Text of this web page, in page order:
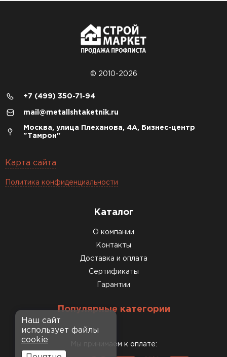
© 2010-2026
+7 (499) 350-71-94
mail@metallshtaketnik.ru
Москва, улица Плеханова, 4А, Бизнес-центр
"Тамрон"
Карта сайта
Политика конфиденциальности
Каталог
О компании
Контакты
Доставка и оплата
Сертификаты
Гарантии
Популярные категории
Мы принимаем к оплате:
Наш сайт
использует файлы
cookie